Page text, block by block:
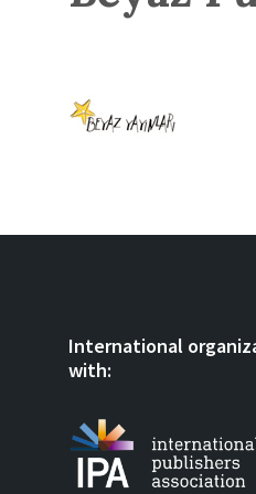
International
with: